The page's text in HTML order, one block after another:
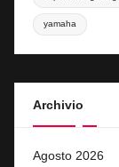
yamaha
Archivio
Agosto 2026